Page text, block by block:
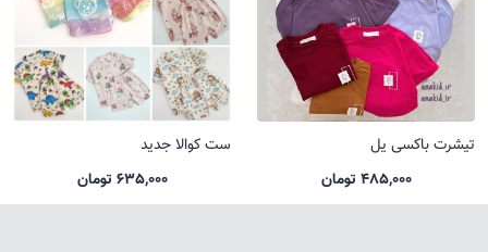
تیشرت باکسی یل
485,000 تومان
ست کوالا جدید
635,000 تومان